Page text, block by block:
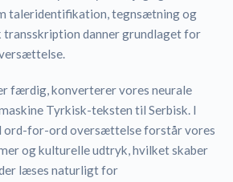
taleridentifikation, tegnsætning og
transskription danner grundlaget for
færdig, konverterer vores neurale
Tyrkisk-teksten til Serbisk. I
ord-for-ord oversættelse forstår vores
og kulturelle udtryk, hvilket skaber
læses naturligt for